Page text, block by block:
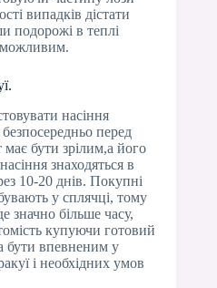
випадків дістати
подорожі в теплі
можливим.
насіння
перед
бути зрілим,а його
знаходяться в
10-20 днів. Покупні
у сплячці, тому
значно більше часу,
купуючи готовий
бути впевненим у
і необхідних умов